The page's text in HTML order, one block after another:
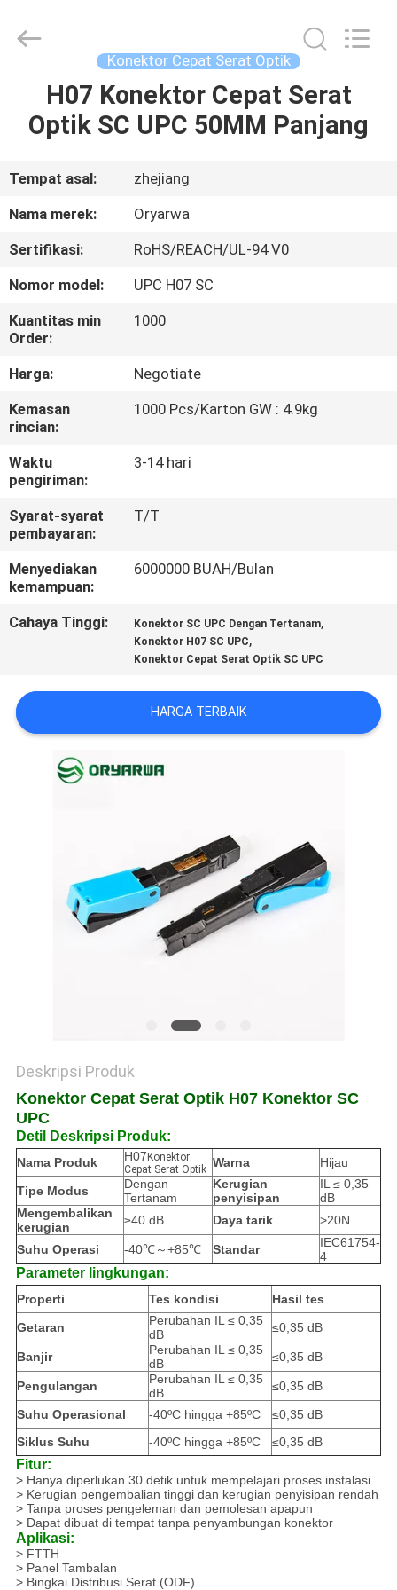
RUMAH
VIDEO
TENTANG
KAMI
TUR
PABRIK
KONTROL
KUALITAS
HUBUNGI
PERMINTAAN
PENAWARAN
PETA
SITUS
KEBIJAKAN
Communication
Equipment
Konektor Cepat Serat Optik
H07 Konektor Cepat Serat
Optik SC UPC 50MM Panjang
Tempat asal:
zhejiang
Nama merek:
Oryarwa
Sertifikasi:
RoHS/REACH/UL-94 V0
Nomor model:
UPC H07 SC
Kuantitas min
Order:
1000
Harga:
Negotiate
Kemasan
rincian:
1000 Pcs/Karton GW : 4.9kg
Waktu
pengiriman:
3-14 hari
Syarat-syarat
pembayaran:
T/T
Menyediakan
kemampuan:
6000000 BUAH/Bulan
Cahaya Tinggi: Konektor SC UPC Dengan Tertanam,
Konektor H07 SC UPC,
Konektor Cepat Serat Optik SC UPC
HARGA TERBAIK
Deskripsi Produk
Konektor Cepat Serat Optik H07 Konektor SC
UPC
Detil Deskripsi Produk:
Nama Produk H07 Konektor
Cepat Serat Optik Warna
Hijau
Tipe Modus
Dengan
Tertanam
Kerugian
penyisipan
IL ≤ 0,35
dB
Mengembalikan
kerugian
≥40 dB Daya tarik >20N
Suhu Operasi -40℃～+85℃ Standar
IEC61754-
4
Parameter lingkungan:
Properti Tes kondisi
Hasil tes
Getaran
Perubahan IL ≤ 0,35
dB
≤0,35 dB
Banjir
Perubahan IL ≤ 0,35
dB
≤0,35 dB
Pengulangan
Perubahan IL ≤ 0,35
dB
≤0,35 dB
Suhu Operasional
-40ºC hingga +85ºC
≤0,35 dB
Siklus Suhu
-40ºC hingga +85ºC ≤0,35 dB
Fitur:
> Hanya diperlukan 30 detik untuk mempelajari proses instalasi
> Kerugian pengembalian tinggi dan kerugian penyisipan rendah
> Tanpa proses pengeleman dan pemolesan apapun
> Dapat dibuat di tempat tanpa penyambungan konektor
Aplikasi:
> FTTH
> Panel Tambalan
> Bingkai Distribusi Serat (ODF)